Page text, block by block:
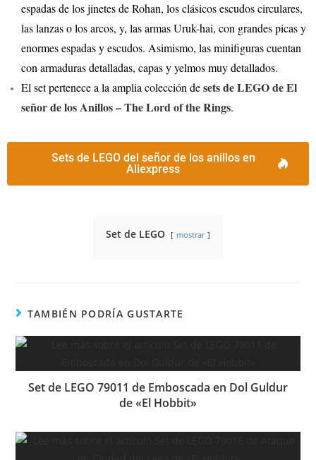
espadas de los jinetes de Rohan, los clásicos escudos circulares,
las lanzas o los arcos, y, las armas Uruk-hai, con grandes picas y
enormes espadas y escudos. Asimismo, las minifiguras cuentan
con armaduras detalladas, capas y yelmos muy detallados.
El set pertenece a la amplia colección desets de LEGO de El
señor de los Anillos – The Lord of the Rings.
Sets de LEGO del señor de los anillos en
Aliexpress
Set de LEGO mostrar
TAMBIÉN PODRÍA GUSTARTE
Set de LEGO 79011 de Emboscada en Dol Guldur
de «El Hobbit»